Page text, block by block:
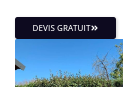
DEVIS GRATUIT